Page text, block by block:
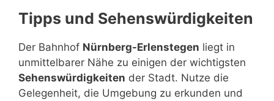
Tipps und Sehenswürdigkeiten
Der Bahnhof Nürnberg-Erlenstegen liegt in
unmittelbarer Nähe zu einigen der wichtigsten
Sehenswürdigkeiten der Stadt. Nutze die
Gelegenheit, die Umgebung zu erkunden und